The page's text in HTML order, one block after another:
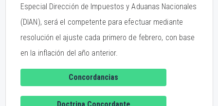
Especial Dirección de Impuestos y Aduanas Nacionales
(DIAN), será el competente para efectuar mediante
resolución el ajuste cada primero de febrero, con base
en la inflación del año anterior.
Concordancias